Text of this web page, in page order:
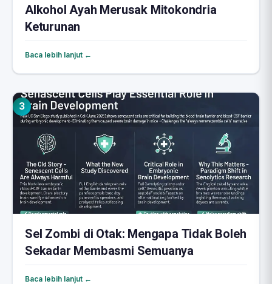
Alkohol Ayah Merusak Mitokondria
Keturunan
Baca lebih lanjut ←
3
Sel Zombi di Otak: Mengapa Tidak Boleh
Sekadar Membasmi Semuanya
Baca lebih lanjut ←